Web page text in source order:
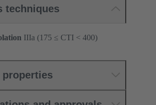
techniques
IIIa (175 ≤ CTI < 400)
properties